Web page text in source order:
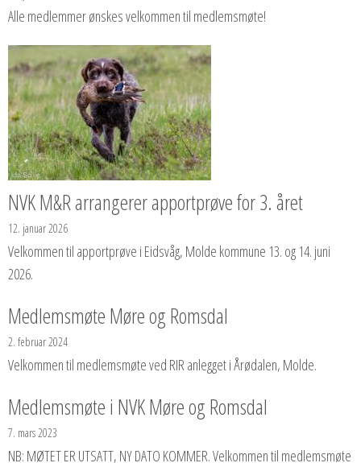
Alle medlemmer ønskes velkommen til medlemsmøte!
NVK M&R arrangerer apportprøve for 3. året
12. januar 2026
Velkommen til apportprøve i Eidsvåg, Molde kommune 13. og 14. juni
2026.
Medlemsmøte Møre og Romsdal
2. februar 2024
Velkommen til medlemsmøte ved RIR anlegget i Årødalen, Molde.
Medlemsmøte i NVK Møre og Romsdal
7. mars 2023
NB: MØTET ER UTSATT, NY DATO KOMMER. Velkommen til medlemsmøte